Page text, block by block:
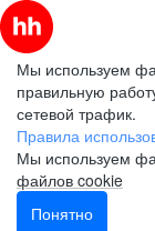
Мы используем
правильную
сетевой трафик.
Правила
Мы используем
файлов cookie
Понятно